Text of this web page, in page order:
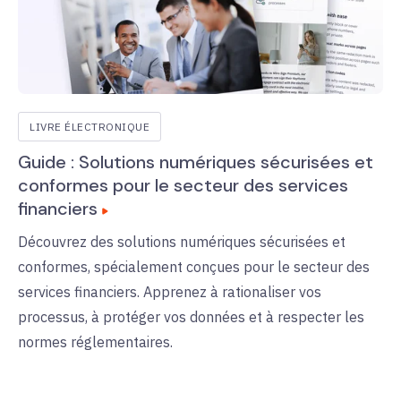
LIVRE ÉLECTRONIQUE
Guide : Solutions numériques sécurisées et
conformes pour le secteur des services
financiers
Découvrez des solutions numériques sécurisées et
conformes, spécialement conçues pour le secteur des
services financiers. Apprenez à rationaliser vos
processus, à protéger vos données et à respecter les
normes réglementaires.